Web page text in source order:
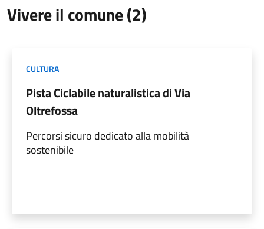
Vivere il comune (2)
CULTURA
Pista Ciclabile naturalistica di Via
Oltrefossa
Percorsi sicuro dedicato alla mobilità
sostenibile